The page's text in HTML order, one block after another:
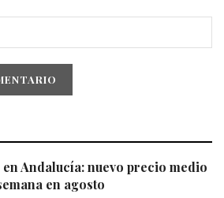
Andalucía: nuevo precio medio
en agosto